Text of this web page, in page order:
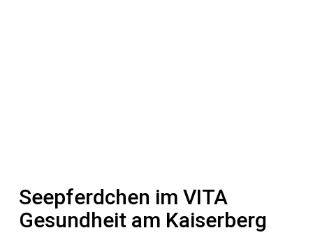
Seepferdchen im VITA
Gesundheit am Kaiserberg